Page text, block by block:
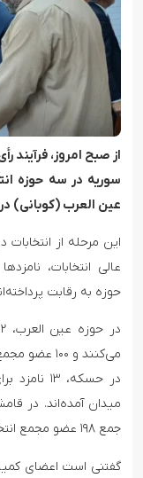
از صبح امروز، فرآیند
سوریه در سه حوزه
عین العرب (کوبانی)
این مرحله از
عالی انتخابات،
حوزه به رقابت
می‌کنند و
جمع ۱۹۸ عضو مجمع انتخاب‌کنندگان رأی‌گیری می‌کنند.
گفتنی است اعضای